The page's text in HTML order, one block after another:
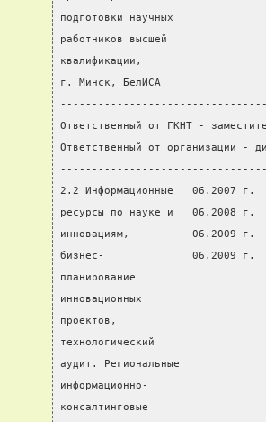
подготовки научных
работников высшей
квалификации,
г. Минск, БелИСА
Ответственный от ГКНТ -
Ответственный от организации -
2.2 Информационные
ресурсы по науке и
инновациям,
бизнес-              06.2009 г.
планирование
инновационных
проектов,
технологический
аудит. Региональные
информационно-
консалтинговые